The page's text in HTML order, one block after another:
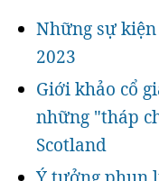
Những sự
2023
Giới khảo cổ
những "tháp
Scotland